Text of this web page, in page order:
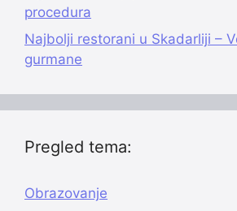
procedura
Najbolji restorani u Skadarliji –
gurmane
Pregled tema:
Obrazovanje